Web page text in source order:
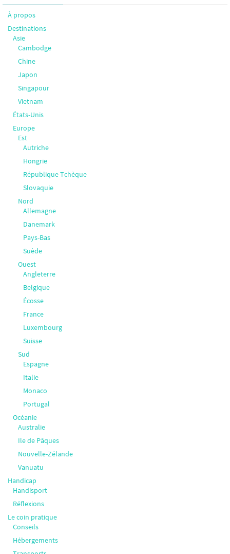
À propos
Destinations
Asie
Cambodge
Chine
Japon
Singapour
Vietnam
États-Unis
Europe
Est
Autriche
Hongrie
République Tchèque
Slovaquie
Nord
Allemagne
Danemark
Pays-Bas
Suède
Ouest
Angleterre
Belgique
Écosse
France
Luxembourg
Suisse
Sud
Espagne
Italie
Monaco
Portugal
Océanie
Australie
Ile de Pâques
Nouvelle-Zélande
Vanuatu
Handicap
Handisport
Réflexions
Le coin pratique
Conseils
Hébergements